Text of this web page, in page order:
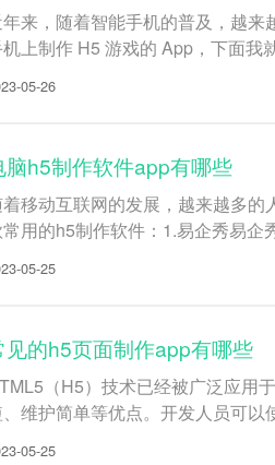
来，随着智能手机的普及，越
上制作 H5 游戏的 App，下面我
05-26
脑h5制作软件app有哪些
移动互联网的发展，越来越多
用的h5制作软件：1.易企秀易企
05-25
见的h5页面制作app有哪些
（H5）技术已经被广泛应用
维护简单等优点。开发人员可
05-25